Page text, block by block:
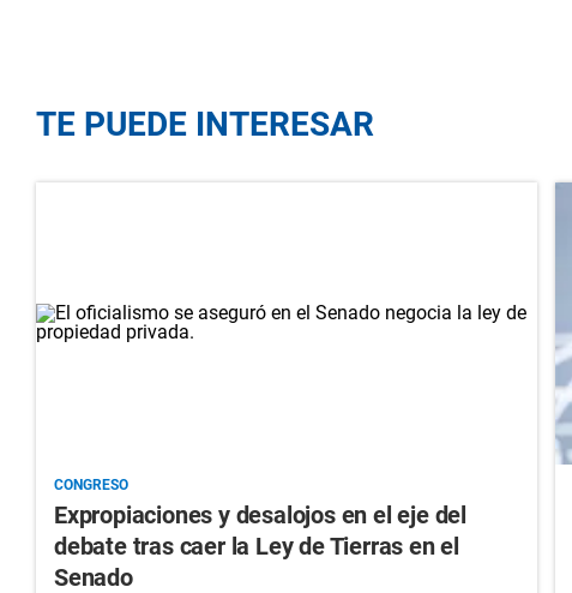
TE PUEDE INTERESAR
CONGRESO
Expropiaciones y desalojos en el eje del
debate tras caer la Ley de Tierras en el
Senado